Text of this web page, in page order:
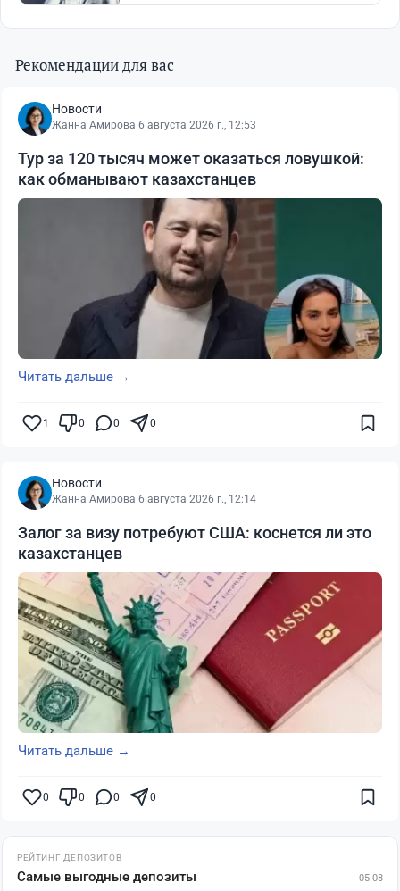
Рекомендации для вас
Новости
Жанна Амирова·6 августа 2026 г., 12:53
Тур за 120 тысяч может оказаться ловушкой:
как обманывают казахстанцев
Читать дальше →
1 0 0 0
Новости
Жанна Амирова·6 августа 2026 г., 12:14
Залог за визу потребуют США: коснется ли это
казахстанцев
Читать дальше →
0 0 0 0
РЕЙТИНГ ДЕПОЗИТОВ
Самые выгодные депозиты 05.08